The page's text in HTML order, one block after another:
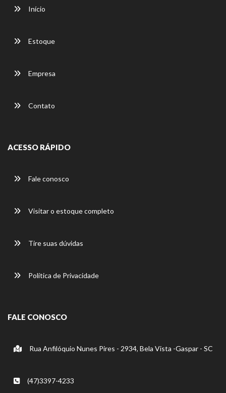
Início
Estoque
Empresa
Contato
ACESSO RÁPIDO
Fale conosco
Visitar o estoque completo
Tire suas dúvidas
Política de Privacidade
FALE CONOSCO
Rua Anfilóquio Nunes Pires - 2934, Bela Vista -Gaspar - SC
(47)3397-4233